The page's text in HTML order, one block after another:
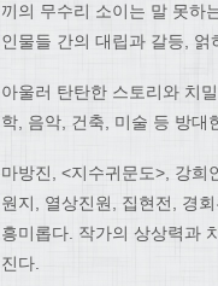
끼의 무수리 소이는 말 못하
인물들 간의 대립과 갈등, 얽
아울러 탄탄한 스토리와 치
학, 음악, 건축, 미술 등 방대
마방진, <지수귀문도>, 강희
원지, 열상진원, 집현전, 경
흥미롭다. 작가의 상상력과
진다.